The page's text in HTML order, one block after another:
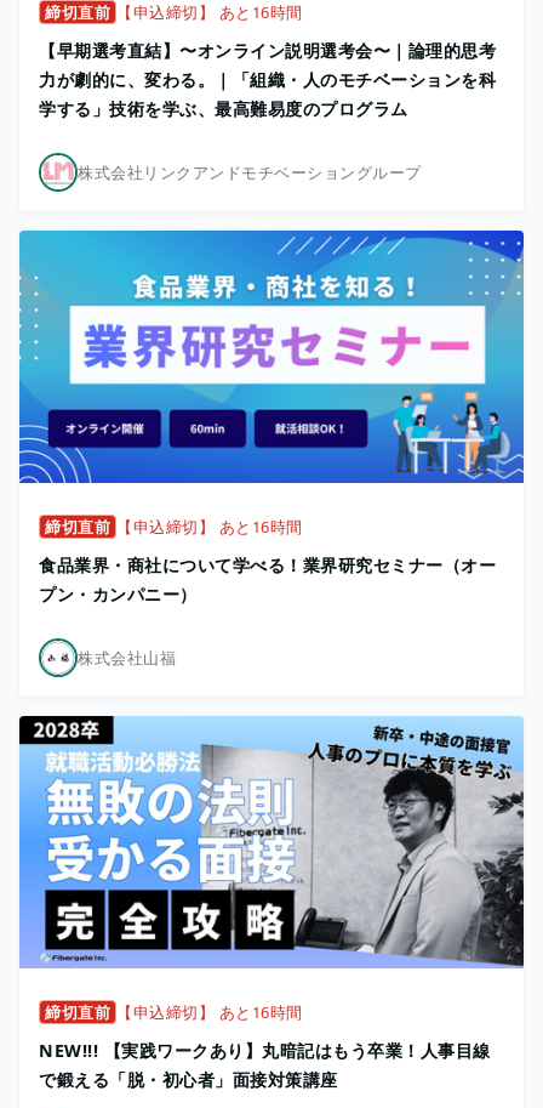
締切直前 【申込締切】 あと16時間
【早期選考直結】〜オンライン説明選考会〜｜論理的思考
力が劇的に、変わる。｜「組織・人のモチベーションを科
学する」技術を学ぶ、最高難易度のプログラム
株式会社リンクアンドモチベーショングループ
締切直前 【申込締切】 あと16時間
食品業界・商社について学べる！業界研究セミナー（オー
プン・カンパニー）
株式会社山福
締切直前 【申込締切】 あと16時間
NEW!!! 【実践ワークあり】丸暗記はもう卒業！人事目線
で鍛える「脱・初心者」面接対策講座